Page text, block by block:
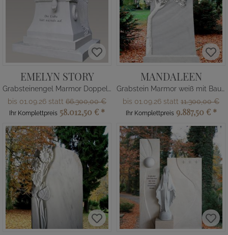
EMELYN STORY
Grabsteinengel Marmor Doppelgrab
bis 01.09.26 statt 66.300,00 €
Ihr Komplettpreis 58.012,50 € *
MANDALEEN
Grabstein Marmor weiß mit Baum Motiv
bis 01.09.26 statt 11.300,00 €
Ihr Komplettpreis 9.887,50 € *